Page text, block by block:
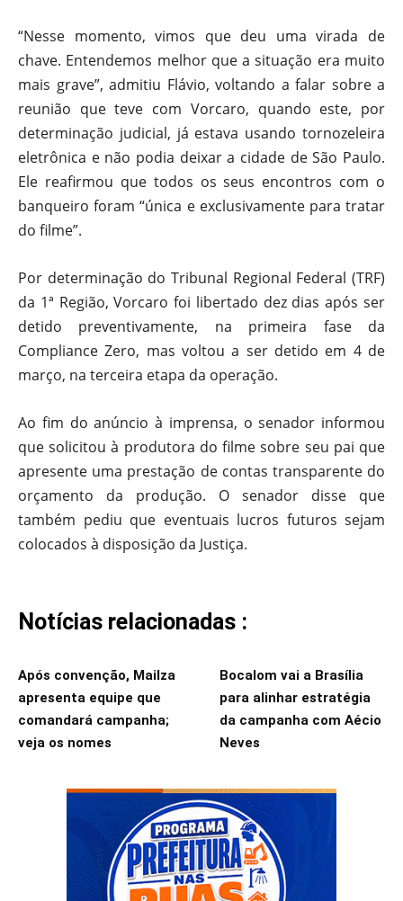
“Nesse momento, vimos que deu uma virada de
chave. Entendemos melhor que a situação era muito
mais grave”, admitiu Flávio, voltando a falar sobre a
reunião que teve com Vorcaro, quando este, por
determinação judicial, já estava usando tornozeleira
eletrônica e não podia deixar a cidade de São Paulo.
Ele reafirmou que todos os seus encontros com o
banqueiro foram “única e exclusivamente para tratar
do filme”.
Por determinação do Tribunal Regional Federal (TRF)
da 1ª Região, Vorcaro foi libertado dez dias após ser
detido preventivamente, na primeira fase da
Compliance Zero, mas voltou a ser detido em 4 de
março, na terceira etapa da operação.
Ao fim do anúncio à imprensa, o senador informou
que solicitou à produtora do filme sobre seu pai que
apresente uma prestação de contas transparente do
orçamento da produção. O senador disse que
também pediu que eventuais lucros futuros sejam
colocados à disposição da Justiça.
Notícias relacionadas :
Após convenção, Mailza
apresenta equipe que
comandará campanha;
veja os nomes
Bocalom vai a Brasília
para alinhar estratégia
da campanha com Aécio
Neves